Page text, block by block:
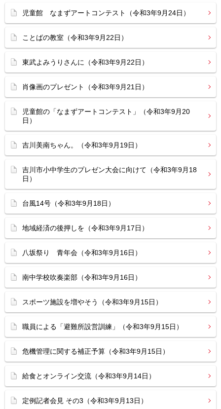
児童館 なまずアートコンテスト（令和3年9月24日）
ことばの教室（令和3年9月22日）
東武よみうりさんに（令和3年9月22日）
肖像画のプレゼント（令和3年9月21日）
児童館の「なまずアートコンテスト」（令和3年9月20
日）
吉川美南ちゃん。（令和3年9月19日）
吉川市小中学生のプレゼン大会に向けて（令和3年9月18
日）
台風14号（令和3年9月18日）
地域経済の後押しを（令和3年9月17日）
八坂祭り 青年会（令和3年9月16日）
南中学校吹奏楽部（令和3年9月16日）
スポーツ施設を増やそう（令和3年9月15日）
職員による「避難所設営訓練」（令和3年9月15日）
危機管理に関する補正予算（令和3年9月15日）
給食とオンライン交流（令和3年9月14日）
定例記者会見 その3（令和3年9月13日）